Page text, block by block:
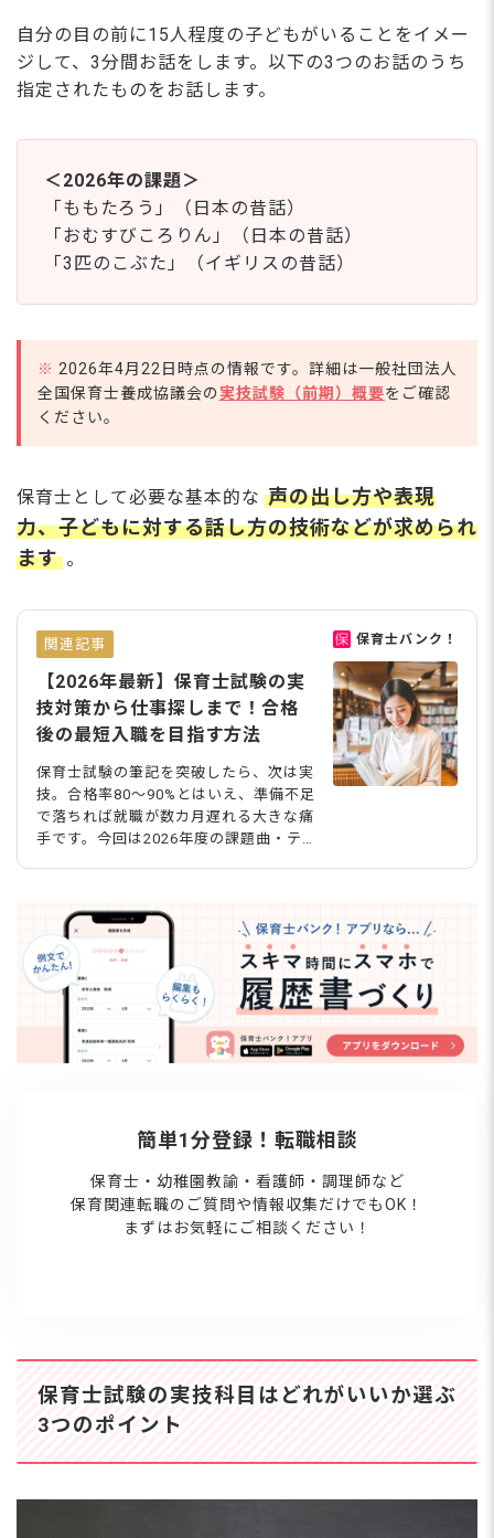
自分の目の前に15人程度の子どもがいることをイメー
ジして、3分間お話をします。以下の3つのお話のうち
指定されたものをお話します。
＜2026年の課題＞
「ももたろう」（日本の昔話）
「おむすびころりん」（日本の昔話）
「3匹のこぶた」（イギリスの昔話）
※ 2026年4月22日時点の情報です。詳細は一般社団法人
全国保育士養成協議会の実技試験（前期）概要をご確認
ください。
保育士として必要な基本的な 声の出し方や表現
力、子どもに対する話し方の技術などが求められ
ます 。
関連記事
【2026年最新】保育士試験の実
技対策から仕事探しまで！合格
後の最短入職を目指す方法
保育士試験の筆記を突破したら、次は実
技。合格率80〜90%とはいえ、準備不足
で落ちれば就職が数カ月遅れる大きな痛
手です。今回は2026年度の課題曲・テ
職準備の進め方も解説。試験対策と仕事
探しを同時に進めて、最短での入職を目
指しましょう。 実技試験は合格率80〜9
0%！2026年の日程と合格ライン 一次試
験の筆記を突破したあとに待っているの
が、二次試験の実技です。まずは2026
年のスケジュールや合格のルールを確認
保育士バンク！
簡単1分登録！転職相談
保育士・幼稚園教諭・看護師・調理師など
保育関連転職のご質問や情報収集だけでもOK！
まずはお気軽にご相談ください！
保育士試験の実技科目はどれがいいか選ぶ
3つのポイント